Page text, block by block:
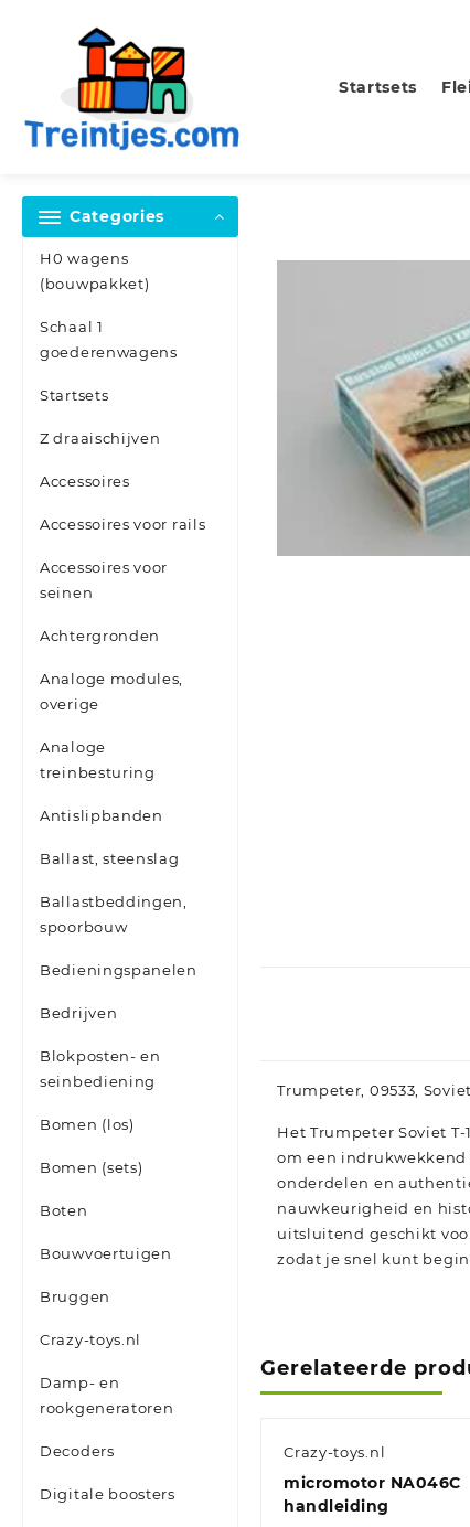
Startsets
Categories
H0 wagens
(bouwpakket)
Schaal 1
goederenwagens
Startsets
Z draaischijven
Accessoires
Accessoires voor rails
Accessoires voor
seinen
Achtergronden
Analoge modules,
overige
Analoge
treinbesturing
Antislipbanden
Ballast, steenslag
Ballastbeddingen,
spoorbouw
Bedieningspanelen
Bedrijven
Blokposten- en
seinbediening
Bomen (los)
Bomen (sets)
Boten
Bouwvoertuigen
Bruggen
Crazy-toys.nl
Damp- en
rookgeneratoren
Decoders
Digitale boosters
Trumpeter, 09533,
Het Trumpeter Soviet
om een
onderdelen en
nauwkeurigheid en
uitsluitend geschikt
zodat je snel kunt
Gerelateerde
Crazy-toys.nl
micromotor NA046C
handleiding